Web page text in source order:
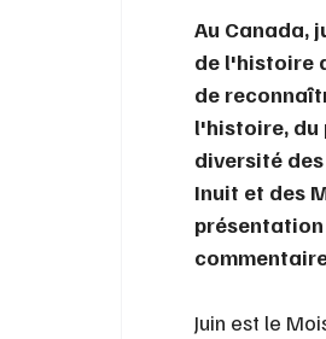
Au Canada,
de l'histoire
de
l'histoire, du
diversité
Inuit et des
Juin est le